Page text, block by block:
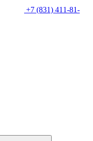
+7 (831) 411-81-